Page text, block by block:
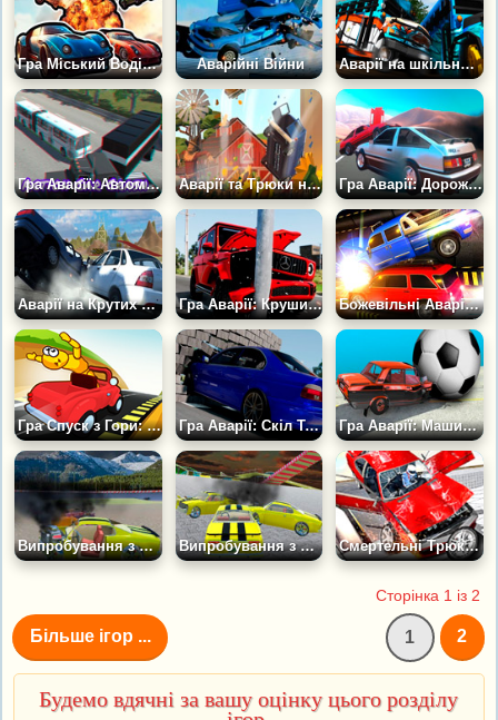
Гра Міський Водій: Розбий Тачку Аварійні Війни Аварії на шкільних автобусах
Гра Аварії: Автомобільна Катастрофа Аварії та Трюки на машинах Гра Аварії: Дорожні Війни
Аварії на Крутих Автомобілях Гра Аварії: Круши Машину Божевільні Аварії Машин
Гра Спуск з Гори: Розбий Тачку Гра Аварії: Скіл Тест Гра Аварії: Машини проти м'ячів
Випробування з пошкодженнями Машин 2 Випробування з пошкодженнями Машин Смертельні Трюки Машин
Сторінка 1 із 2
Більше ігор ... 1 2
Будемо вдячні за вашу оцінку цього розділу